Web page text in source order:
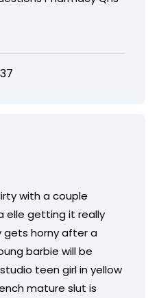
with a couple
elle getting it really
gets horny after a
barbie will be
teen girl in yellow
mature slut is